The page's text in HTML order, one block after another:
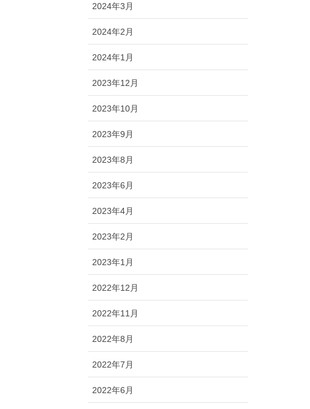
2024年3月
2024年2月
2024年1月
2023年12月
2023年10月
2023年9月
2023年8月
2023年6月
2023年4月
2023年2月
2023年1月
2022年12月
2022年11月
2022年8月
2022年7月
2022年6月